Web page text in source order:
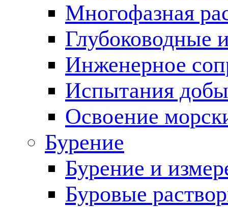
Многофазная
Глубоководные
Инженерное
Испытания
Освоение
Бурение
Бурение и
Буровые